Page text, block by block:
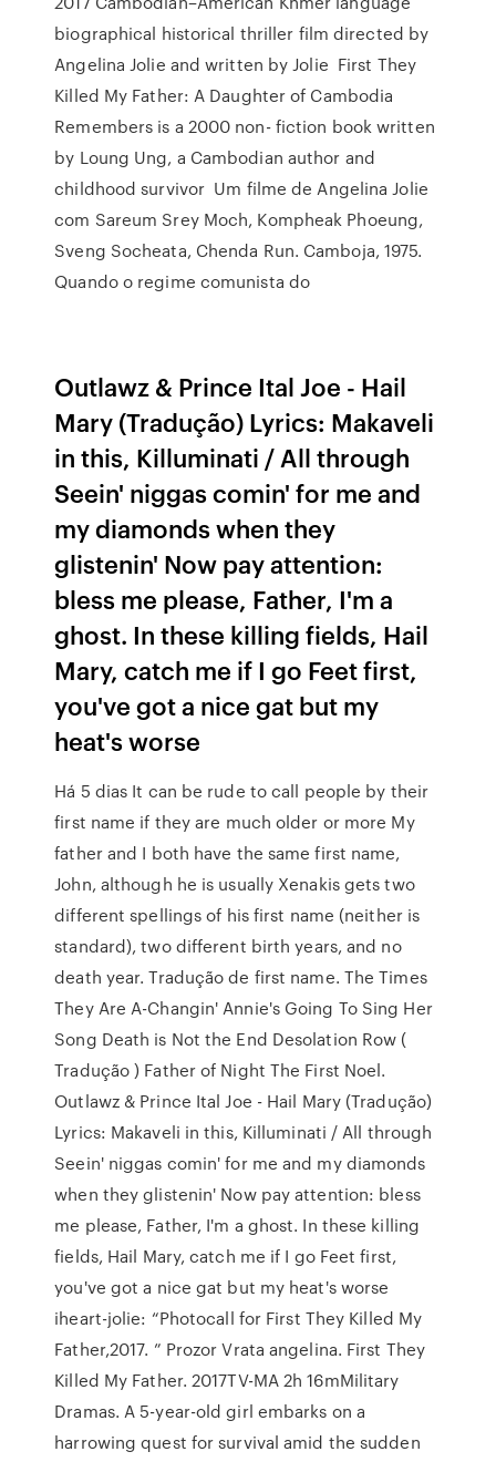
biographical historical thriller film directed by
Angelina Jolie and written by Jolie First They
Killed My Father: A Daughter of Cambodia
Remembers is a 2000 non- fiction book written
by Loung Ung, a Cambodian author and
childhood survivor Um filme de Angelina Jolie
com Sareum Srey Moch, Kompheak Phoeung,
Sveng Socheata, Chenda Run. Camboja, 1975.
Quando o regime comunista do
Outlawz & Prince Ital Joe - Hail
Mary (Tradução) Lyrics: Makaveli
in this, Killuminati / All through
Seein' niggas comin' for me and
my diamonds when they
glistenin' Now pay attention:
bless me please, Father, I'm a
ghost. In these killing fields, Hail
Mary, catch me if I go Feet first,
you've got a nice gat but my
heat's worse
Há 5 dias It can be rude to call people by their
first name if they are much older or more My
father and I both have the same first name,
John, although he is usually Xenakis gets two
different spellings of his first name (neither is
standard), two different birth years, and no
death year. Tradução de first name. The Times
They Are A-Changin' Annie's Going To Sing Her
Song Death is Not the End Desolation Row (
Tradução ) Father of Night The First Noel.
Outlawz & Prince Ital Joe - Hail Mary (Tradução)
Lyrics: Makaveli in this, Killuminati / All through
Seein' niggas comin' for me and my diamonds
when they glistenin' Now pay attention: bless
me please, Father, I'm a ghost. In these killing
fields, Hail Mary, catch me if I go Feet first,
you've got a nice gat but my heat's worse
iheart-jolie: “Photocall for First They Killed My
Father,2017. ” Prozor Vrata angelina. First They
Killed My Father. 2017TV-MA 2h 16mMilitary
Dramas. A 5-year-old girl embarks on a
harrowing quest for survival amid the sudden